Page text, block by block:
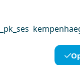
_pk_ses